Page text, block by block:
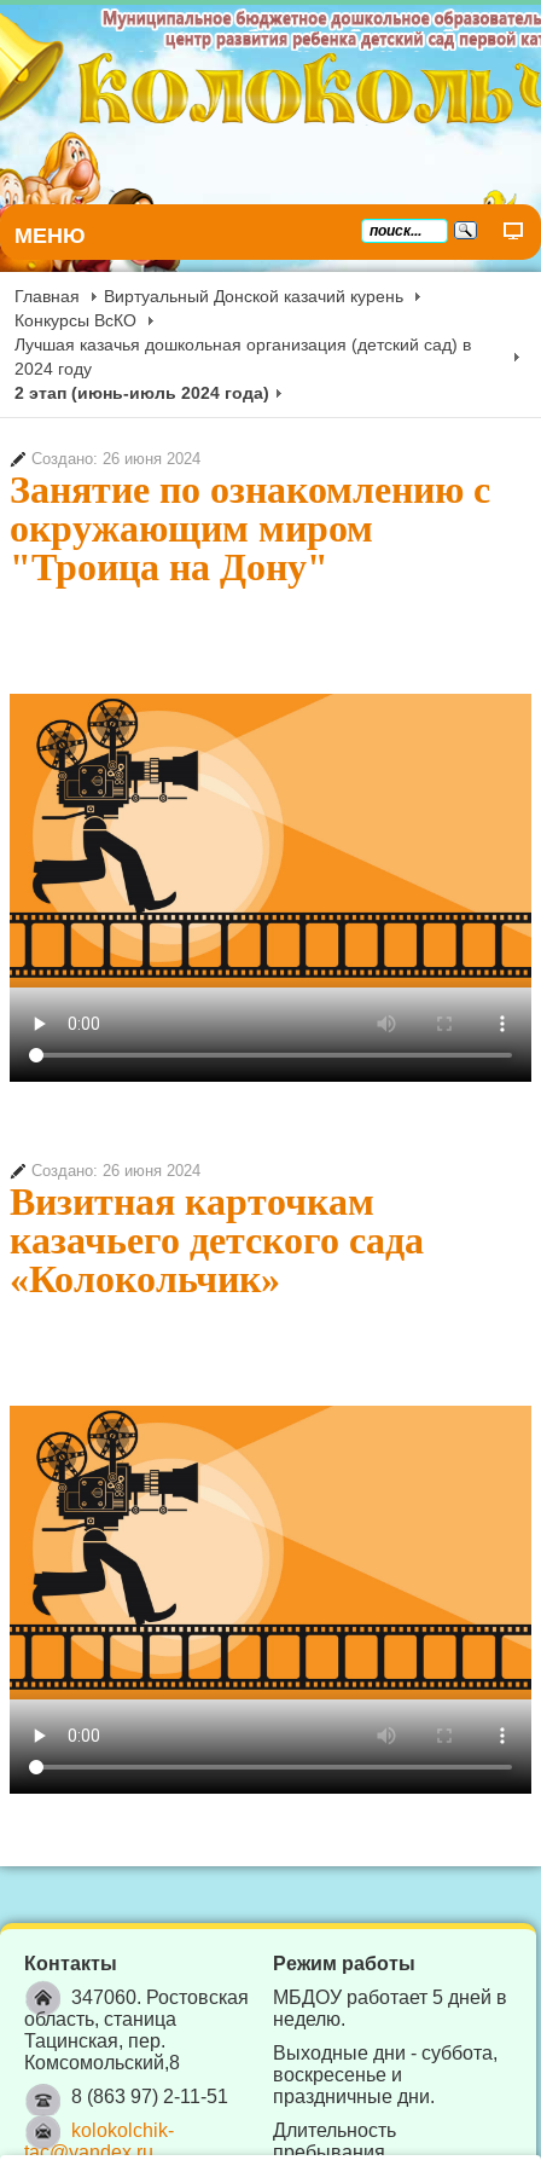
МЕНЮ
Главная
Виртуальный Донской казачий курень
Конкурсы ВсКО
Лучшая казачья дошкольная организация (детский сад) в
2024 году
2 этап (июнь-июль 2024 года)
Создано: 26 июня 2024
Занятие по ознакомлению с
окружающим миром
"Троица на Дону"
Создано: 26 июня 2024
Визитная карточкам
казачьего детского сада
«Колокольчик»
Контакты
347060. Ростовская
область, станица
Тацинская, пер.
Комсомольский,8
8 (863 97) 2-11-51
kolokolchik-
tac@yandex.ru
Режим работы
МБДОУ работает 5 дней в
неделю.
Выходные дни - суббота,
воскресенье и
праздничные дни.
Длительность
пребывания